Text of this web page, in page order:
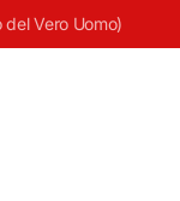
del Vero Uomo)